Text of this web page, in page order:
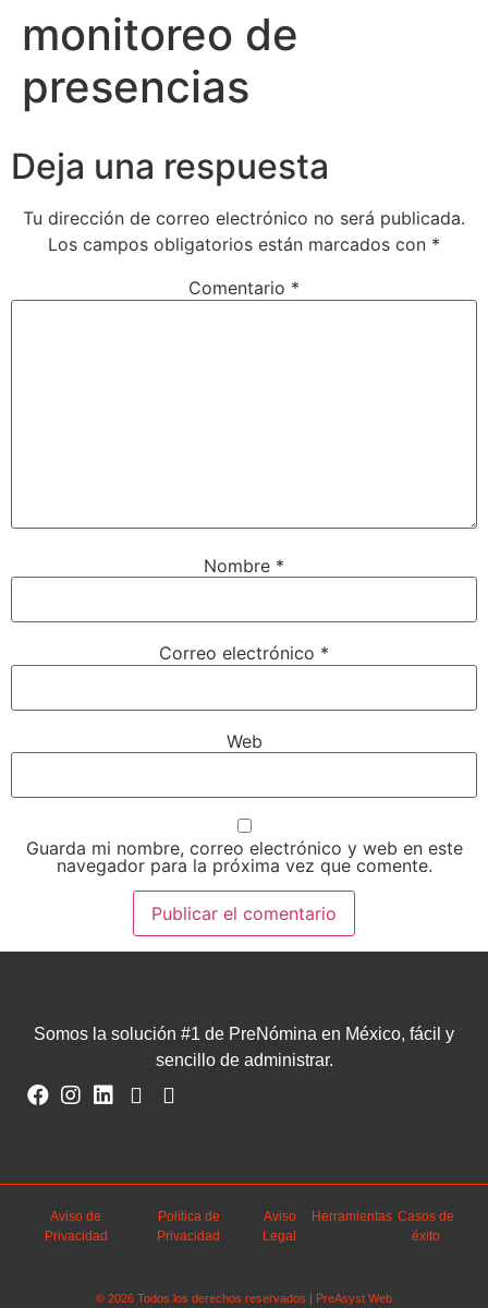
monitoreo de
presencias
Deja una respuesta
Tu dirección de correo electrónico no será publicada.
Los campos obligatorios están marcados con *
Comentario *
Nombre *
Correo electrónico *
Web
Guarda mi nombre, correo electrónico y web en este
navegador para la próxima vez que comente.
Somos la solución #1 de PreNómina en México, fácil y
sencillo de administrar.
Aviso de
Privacidad
Política de
Privacidad
Aviso
Legal
Herramientas Casos de
éxito
© 2026 Todos los derechos reservados | PreAsyst Web